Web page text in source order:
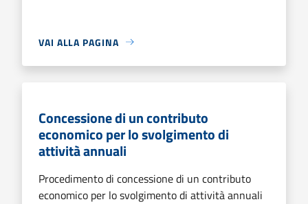
VAI ALLA PAGINA
Concessione di un contributo
economico per lo svolgimento di
attività annuali
Procedimento di concessione di un contributo
economico per lo svolgimento di attività annuali